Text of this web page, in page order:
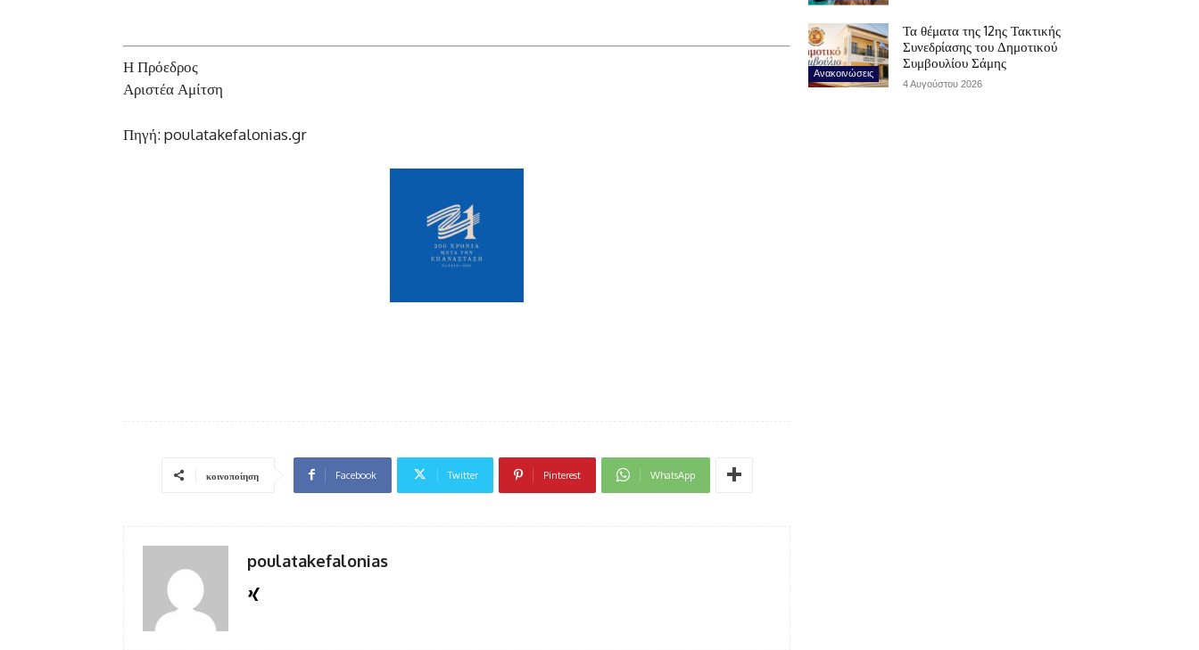
Η Πρόεδρος
Αριστέα Αμίτση
Πηγή: poulatakefalonias.gr
κοινοποίηση Facebook Twitter Pinterest WhatsApp
poulatakefalonias
Ανακοινώσεις
Τα θέματα της 12ης Τακτικής
Συνεδρίασης του Δημοτικού
Συμβουλίου Σάμης
4 Αυγούστου 2026